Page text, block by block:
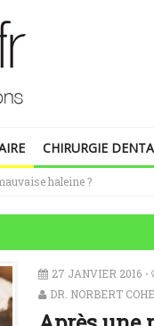
CHIRURGIE
haleine ?
27 JANVIER 2016
DR. NORBERT